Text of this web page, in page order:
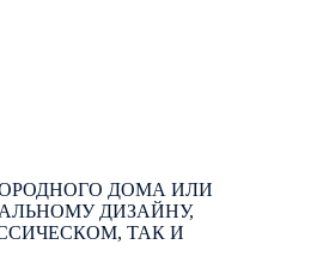
ДОМА ИЛИ
ДИЗАЙНУ,
ТАК И